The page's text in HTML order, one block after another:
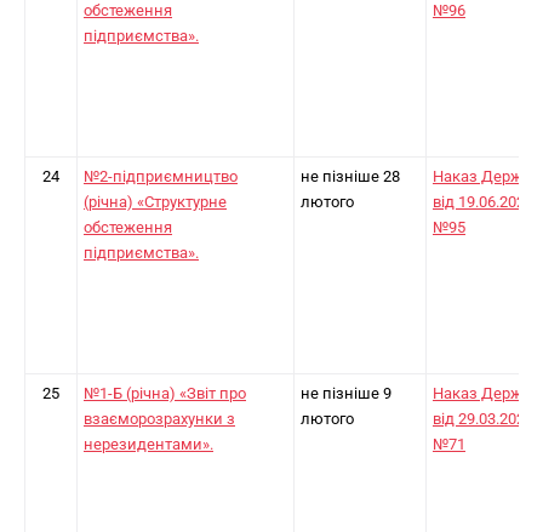
обстеження
підприємства».
№96
24
№2-підприємництво
(річна) «Структурне
обстеження
підприємства».
не пізніше 28
лютого
Наказ
від 19.06.2025
№95
25
№1-Б (річна) «Звіт про
взаєморозрахунки з
нерезидентами».
не пізніше 9
лютого
Наказ
від 29.03.2024
№71